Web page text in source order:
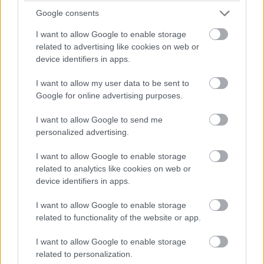
Google consents
I want to allow Google to enable storage
related to advertising like cookies on web or
device identifiers in apps.
I want to allow my user data to be sent to
Google for online advertising purposes.
I want to allow Google to send me
personalized advertising.
I want to allow Google to enable storage
related to analytics like cookies on web or
device identifiers in apps.
I want to allow Google to enable storage
related to functionality of the website or app.
I want to allow Google to enable storage
related to personalization.
jelentős részét (legalább 50%-át) neki kellett dirigálnia,
gondolom mindenki érzi az iróniát az egészben a
költséghatékony részt illetően.) Gene Hackman és Ned
sokkalta bárgyúbb jeleneteken ez meg is érződik.
Ugyanakkor - és ez inkább Donner érdeme - így is egy
lekerekített egész, Superman lemondása az erejéről
továbbra is működik, Terence Stamp, mint Zod tábornok
kevésbé harsány, a metropolisi összecsapás még mai
szemmel nézve is impozáns tud lenni, Christopher Reeve
és Margot Kidder kettőse pedig rettentő bájos. Csak
érződik rajta - akárcsak eggyel fentebb - hogy két, eltérő
látásmódot kívántak összefogni egybe.
3. Superman II - A Donner-változat (1980/2006)
- Rendezte: Richard Donner